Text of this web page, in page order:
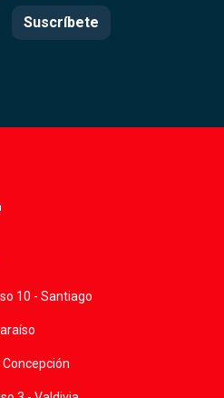
Suscríbete
10 - Santiago